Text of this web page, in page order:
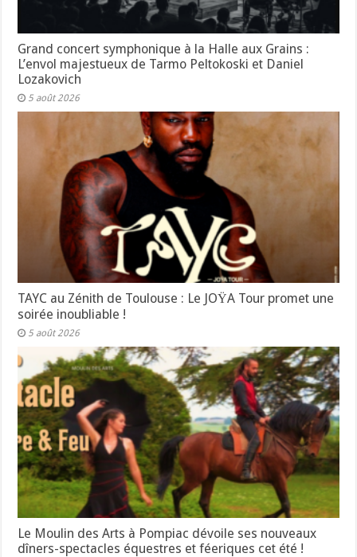
Grand concert symphonique à la Halle aux Grains :
L’envol majestueux de Tarmo Peltokoski et Daniel
Lozakovich
5 août 2026
TAYC au Zénith de Toulouse : Le JOŸA Tour promet une
soirée inoubliable !
5 août 2026
Le Moulin des Arts à Pompiac dévoile ses nouveaux
dîners-spectacles équestres et féeriques cet été !